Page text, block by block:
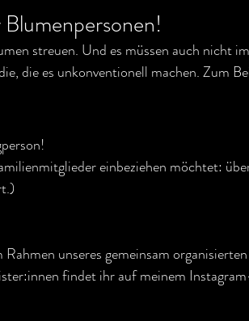
streuen. Und es müssen auch nicht
die es unkonventionell machen. Zum
einbeziehen möchtet:
Rahmen unseres gemeinsam
findet ihr auf meinem